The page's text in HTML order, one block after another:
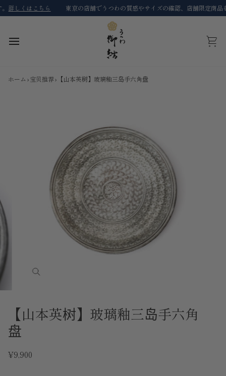
コ
ン
しくはこちら 東京の店舗でうつわの質感やサイズの確認、店舗限定商品を
カ
ホーム ›宝贝推荐› 【山本英树】玻璃釉三岛手六角盘
【山本英树】玻璃釉三岛手六角
盘
¥9,900